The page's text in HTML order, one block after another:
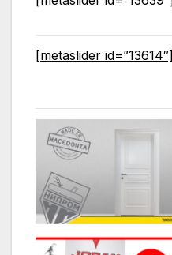
[metaslider id=”13614″]